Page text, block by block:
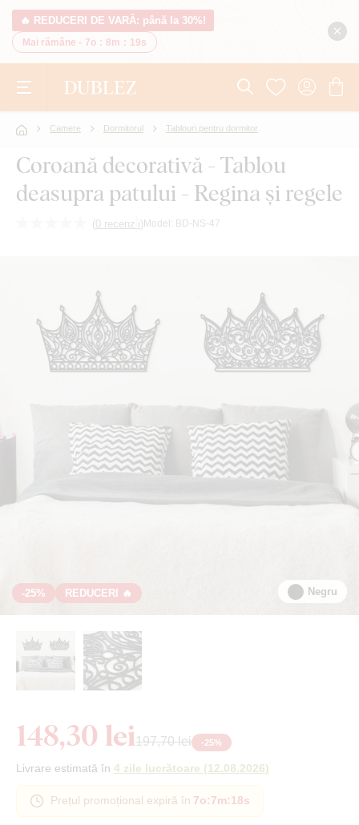
🔥 REDUCERI DE VARĂ: până la 30%!
Mai rămâne - 7o : 8m : 18s
Camere Dormitorul Tablouri pentru dormitor
Coroană decorativă - Tablou
deasupra patului - Regina și regele
(0 recenzii) Model: BD-NS-47
-25% REDUCERI 🔥 Negru
148,30 lei197,70 lei -25%
Livrare estimată în 4 zile lucrătoare (12.08.2026)
Prețul promoțional expiră în 7o:7m:18s